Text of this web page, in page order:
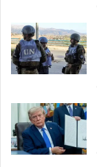
r
s
k
i
j